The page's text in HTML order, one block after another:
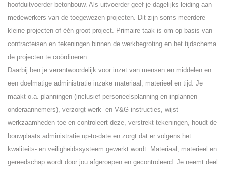
hoofduitvoerder betonbouw. Als uitvoerder geef je dagelijks leiding aan
medewerkers van de toegewezen projecten. Dit zijn soms meerdere
kleine projecten of één groot project. Primaire taak is om op basis van
contracteisen en tekeningen binnen de werkbegroting en het tijdschema
de projecten te coördineren.
Daarbij ben je verantwoordelijk voor inzet van mensen en middelen en
een doelmatige administratie inzake materiaal, materieel en tijd. Je
maakt o.a. planningen (inclusief personeelsplanning en inplannen
onderaannemers), verzorgt werk- en V&G instructies, wijst
werkzaamheden toe en controleert deze, verstrekt tekeningen, houdt de
bouwplaats administratie up-to-date en zorgt dat er volgens het
kwaliteits- en veiligheidssysteem gewerkt wordt. Materiaal, materieel en
gereedschap wordt door jou afgeroepen en gecontroleerd. Je neemt deel